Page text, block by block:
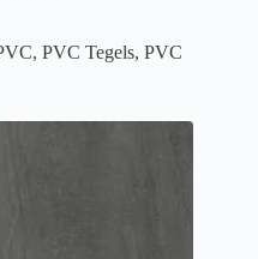
, PVC Tegels, PVC